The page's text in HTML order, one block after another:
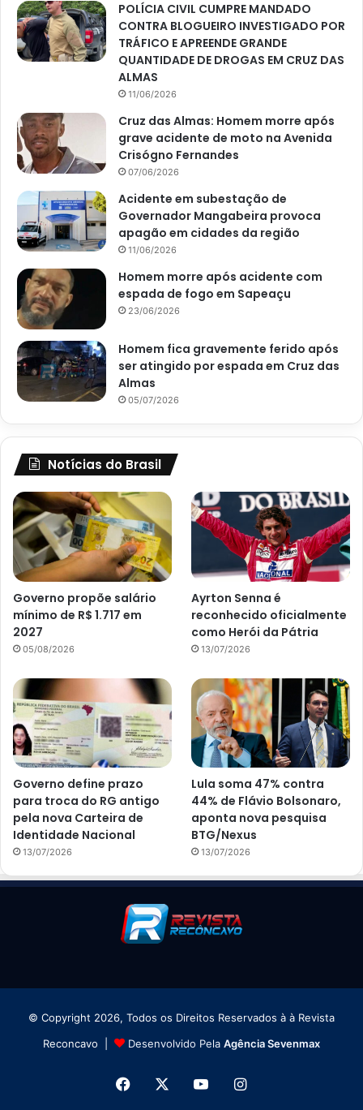
POLÍCIA CIVIL CUMPRE MANDADO
CONTRA BLOGUEIRO INVESTIGADO POR
TRÁFICO E APREENDE GRANDE
QUANTIDADE DE DROGAS EM CRUZ DAS
ALMAS
11/06/2026
Cruz das Almas: Homem morre após
grave acidente de moto na Avenida
Crisógno Fernandes
07/06/2026
Acidente em subestação de
Governador Mangabeira provoca
apagão em cidades da região
11/06/2026
Homem morre após acidente com
espada de fogo em Sapeaçu
23/06/2026
Homem fica gravemente ferido após
ser atingido por espada em Cruz das
Almas
05/07/2026
Notícias do Brasil
Governo propõe salário
mínimo de R$ 1.717 em
2027
05/08/2026
Ayrton Senna é
reconhecido oficialmente
como Herói da Pátria
13/07/2026
Governo define prazo
para troca do RG antigo
pela nova Carteira de
Identidade Nacional
13/07/2026
Lula soma 47% contra
44% de Flávio Bolsonaro,
aponta nova pesquisa
BTG/Nexus
13/07/2026
© Copyright 2026, Todos os Direitos Reservados à à Revista
Reconcavo |
Desenvolvido Pela Agência Sevenmax
Facebook YouTubeInstagram